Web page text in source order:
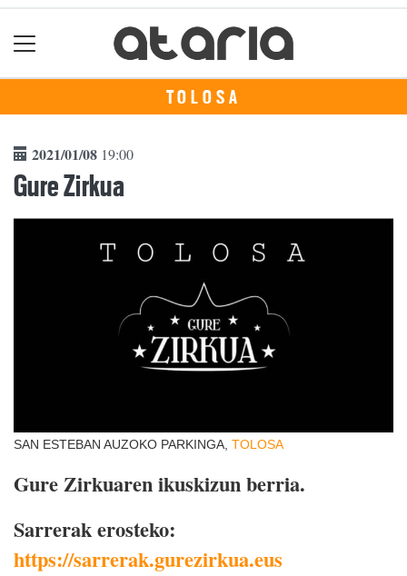
TOLOSA
2021/01/08 19:00
Gure Zirkua
SAN ESTEBAN AUZOKO PARKINGA, TOLOSA
Gure Zirkuaren ikuskizun berria.
Sarrerak erosteko:
https://sarrerak.gurezirkua.eus